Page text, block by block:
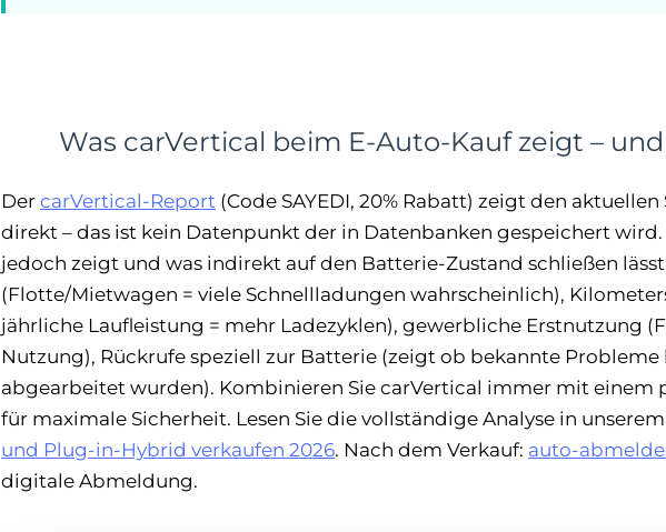
Was carVertical beim E-Auto-Kauf zeigt –
Der carVertical-Report (Code SAYEDI, 20% Rabatt) zeigt den
direkt – das ist kein Datenpunkt der in Datenbanken gespeichert wird.
jedoch zeigt und was indirekt auf den Batterie-Zustand schließen
(Flotte/Mietwagen = viele Schnellladungen wahrscheinlich),
jährliche Laufleistung = mehr Ladezyklen), gewerbliche Erstnutzung
Nutzung), Rückrufe speziell zur Batterie (zeigt ob bekannte
abgearbeitet wurden). Kombinieren Sie carVertical immer mit einem
für maximale Sicherheit. Lesen Sie die vollständige Analyse in
und Plug-in-Hybrid verkaufen 2026. Nach dem Verkauf: auto-
digitale Abmeldung.